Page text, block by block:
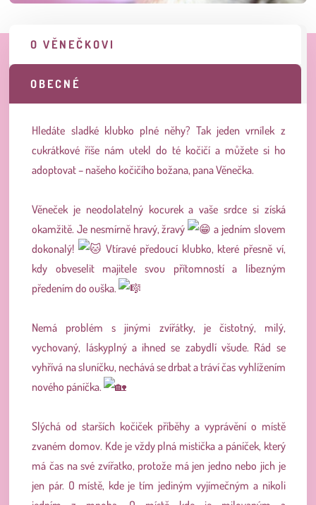
O VĚNEČKOVI
OBECNÉ
Hledáte sladké klubko plné něhy? Tak jeden vrnílek z
cukrátkové říše nám utekl do té kočičí a můžete si ho
adoptovat – našeho kočičího božana, pana Věnečka.
Věneček je neodolatelný kocurek a vaše srdce si získá
okamžitě. Je nesmírně hravý, žravý
a jedním slovem
dokonalý!
Vtíravé předoucí klubko, které přesně ví,
kdy obveselit majitele svou přítomností a líbezným
předením do ouška.
Nemá problém s jinými zvířátky, je čistotný, milý,
vychovaný, láskyplný a ihned se zabydlí všude. Rád se
vyhřívá na sluníčku, nechává se drbat a tráví čas vyhlížením
nového páníčka.
Slýchá od starších kočiček příběhy a vyprávění o místě
zvaném domov. Kde je vždy plná mistička a páníček, který
má čas na své zvířatko, protože má jen jedno nebo jich je
jen pár. O místě, kde je tím jediným vyjímečným a nikoli